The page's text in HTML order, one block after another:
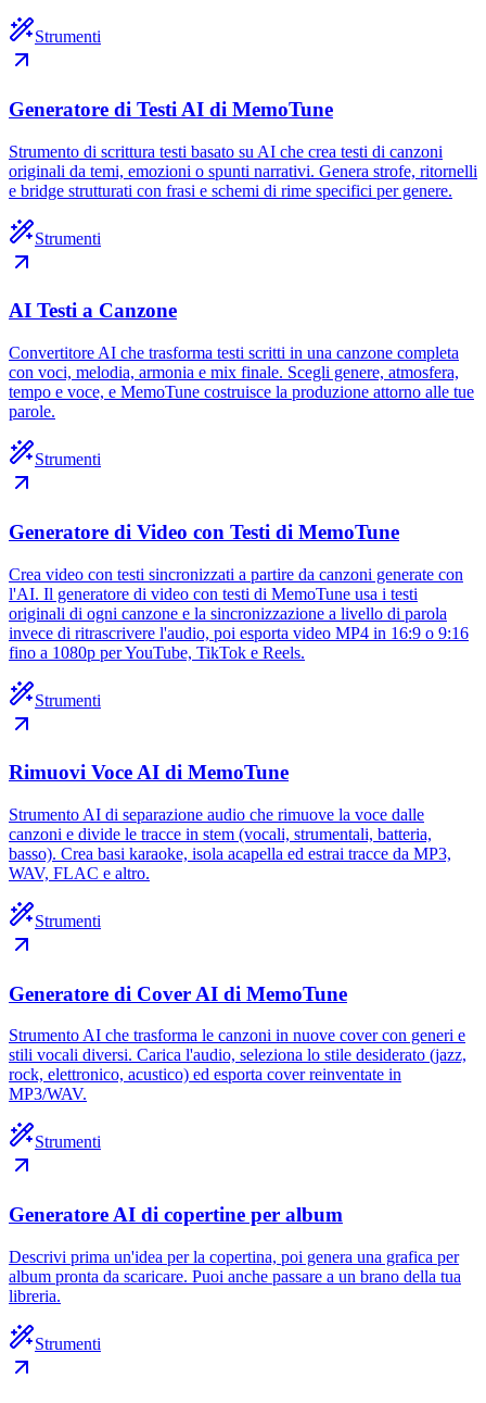
Strumenti
Generatore di Testi AI di MemoTune
Strumento di scrittura testi basato su AI che crea testi di canzoni
originali da temi, emozioni o spunti narrativi. Genera strofe, ritornelli
e bridge strutturati con frasi e schemi di rime specifici per genere.
Strumenti
AI Testi a Canzone
Convertitore AI che trasforma testi scritti in una canzone completa
con voci, melodia, armonia e mix finale. Scegli genere, atmosfera,
tempo e voce, e MemoTune costruisce la produzione attorno alle tue
parole.
Strumenti
Generatore di Video con Testi di MemoTune
Crea video con testi sincronizzati a partire da canzoni generate con
l'AI. Il generatore di video con testi di MemoTune usa i testi
originali di ogni canzone e la sincronizzazione a livello di parola
invece di ritrascrivere l'audio, poi esporta video MP4 in 16:9 o 9:16
fino a 1080p per YouTube, TikTok e Reels.
Strumenti
Rimuovi Voce AI di MemoTune
Strumento AI di separazione audio che rimuove la voce dalle
canzoni e divide le tracce in stem (vocali, strumentali, batteria,
basso). Crea basi karaoke, isola acapella ed estrai tracce da MP3,
WAV, FLAC e altro.
Strumenti
Generatore di Cover AI di MemoTune
Strumento AI che trasforma le canzoni in nuove cover con generi e
stili vocali diversi. Carica l'audio, seleziona lo stile desiderato (jazz,
rock, elettronico, acustico) ed esporta cover reinventate in
MP3/WAV.
Strumenti
Generatore AI di copertine per album
Descrivi prima un'idea per la copertina, poi genera una grafica per
album pronta da scaricare. Puoi anche passare a un brano della tua
libreria.
Strumenti